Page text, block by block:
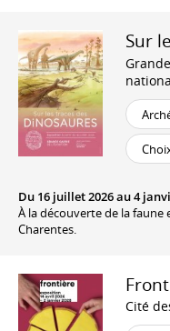
Sur
Du 16 juillet 2026 au 4
À la découverte de la
Charentes.
Cité